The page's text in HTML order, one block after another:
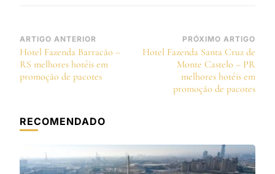
Navegação
de
post
ARTIGO ANTERIOR
Hotel Fazenda Barracão –
RS melhores hotéis em
promoção de pacotes
PRÓXIMO ARTIGO
Hotel Fazenda Santa Cruz de
Monte Castelo – PR
melhores hotéis em
promoção de pacotes
RECOMENDADO